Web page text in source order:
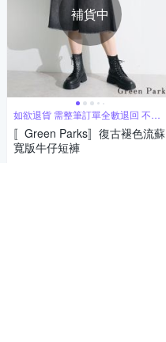
補貨中
如欲退貨 需整筆訂單全數退回 不能
單退
〚Green Parks〛復古褪色流蘇
寬版牛仔短褲